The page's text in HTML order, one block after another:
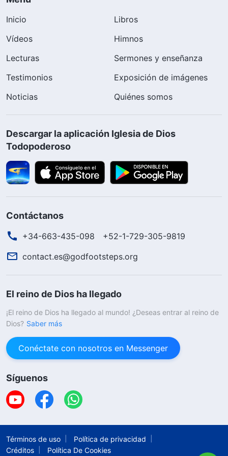
Inicio
Libros
Vídeos
Himnos
Lecturas
Sermones y enseñanza
Testimonios
Exposición de imágenes
Noticias
Quiénes somos
Descargar la aplicación Iglesia de Dios
Todopoderoso
Contáctanos
+34-663-435-098
+52-1-729-305-9819
contact.es@godfootsteps.org
El reino de Dios ha llegado
¡El reino de Dios ha llegado al mundo! ¿Deseas entrar al reino de
Dios? Saber más
Conéctate con nosotros en Messenger
Síguenos
Términos de uso
Política de privacidad
Créditos
Política De Cookies